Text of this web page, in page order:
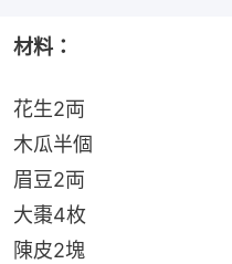
材料：
花生2両
木瓜半個
眉豆2両
大棗4枚
陳皮2塊